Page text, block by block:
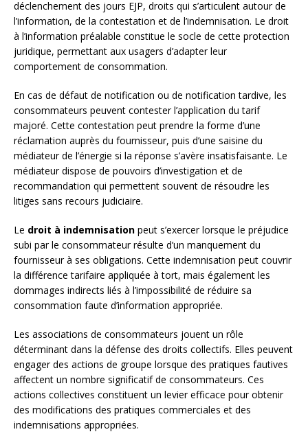
déclenchement des jours EJP, droits qui s’articulent autour de
l’information, de la contestation et de l’indemnisation. Le droit
à l’information préalable constitue le socle de cette protection
juridique, permettant aux usagers d’adapter leur
comportement de consommation.
En cas de défaut de notification ou de notification tardive, les
consommateurs peuvent contester l’application du tarif
majoré. Cette contestation peut prendre la forme d’une
réclamation auprès du fournisseur, puis d’une saisine du
médiateur de l’énergie si la réponse s’avère insatisfaisante. Le
médiateur dispose de pouvoirs d’investigation et de
recommandation qui permettent souvent de résoudre les
litiges sans recours judiciaire.
Le droit à indemnisation peut s’exercer lorsque le préjudice
subi par le consommateur résulte d’un manquement du
fournisseur à ses obligations. Cette indemnisation peut couvrir
la différence tarifaire appliquée à tort, mais également les
dommages indirects liés à l’impossibilité de réduire sa
consommation faute d’information appropriée.
Les associations de consommateurs jouent un rôle
déterminant dans la défense des droits collectifs. Elles peuvent
engager des actions de groupe lorsque des pratiques fautives
affectent un nombre significatif de consommateurs. Ces
actions collectives constituent un levier efficace pour obtenir
des modifications des pratiques commerciales et des
indemnisations appropriées.